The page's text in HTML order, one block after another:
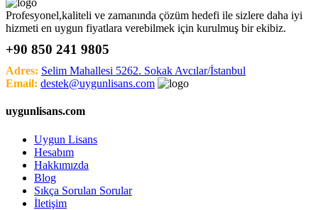
Profesyonel,kaliteli ve zamanında çözüm hedefi ile sizlere daha iyi
hizmeti en uygun fiyatlara verebilmek için kurulmuş bir ekibiz.
+90 850 241 9805
Adres: Selim Mahallesi 5262. Sokak Avcılar/İstanbul
Email: destek@uygunlisans.com
uygunlisans.com
Uygun Lisans
Hesabım
Hakkımızda
Blog
Sıkça Sorulan Sorular
İletişim